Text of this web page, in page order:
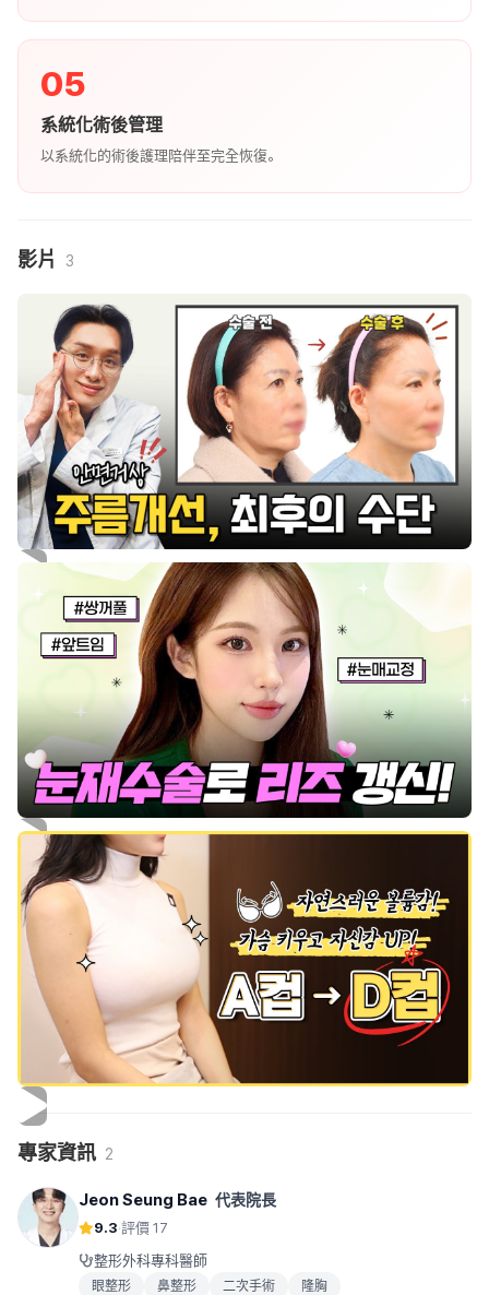
05
系統化術後管理
以系統化的術後護理陪伴至完全恢復。
影片 3
專家資訊 2
Jeon Seung Bae 代表院長
9.3·評價 17
整形外科專科醫師
眼整形 鼻整形 二次手術 隆胸